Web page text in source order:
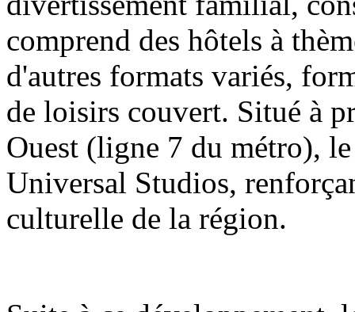
comprend des hôtels à
d'autres formats variés,
de loisirs couvert. Situé à
Ouest (ligne 7 du métro),
Universal Studios,
culturelle de la région.